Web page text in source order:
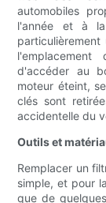
automobiles
l'année et à
d'accéder au
moteur éteint,
clés sont
accidentelle du
Outils et
Remplacer un
simple, et pour
que de